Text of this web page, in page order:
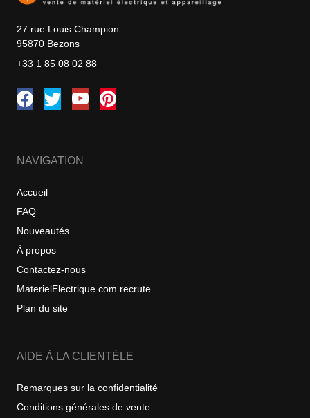
27 rue Louis Champion
95870 Bezons
+33 1 85 08 02 88
NAVIGATION
Accueil
FAQ
Nouveautés
À propos
Contactez-nous
MaterielElectrique.com recrute
Plan du site
AIDE À LA CLIENTÈLE
Remarques sur la confidentialité
Conditions générales de vente